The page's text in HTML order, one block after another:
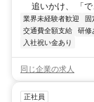
追いかけ、 「
業界未経験者歓迎 固
交通費全額支給
研修
入社祝い金あり
同じ企業の求人
正社員